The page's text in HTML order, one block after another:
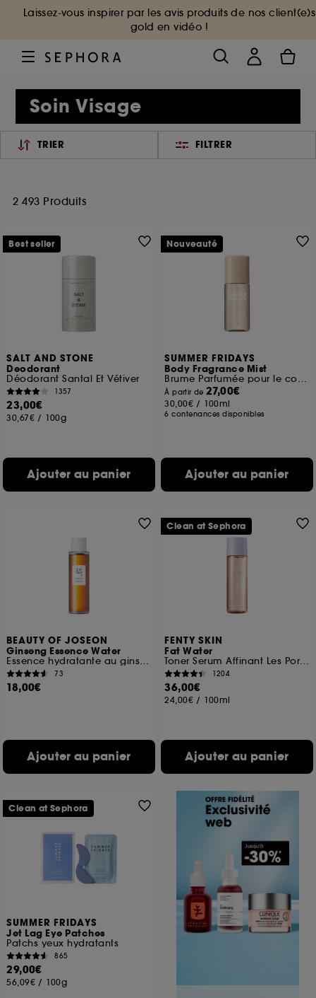
Laissez-vous inspirer par les avis produits de nos client(e)s
gold en vidéo !
Soin Visage
TRIER FILTRER
2 493 Produits
SALT AND STONE
Deodorant
Déodorant Santal Et Vétiver
1357
23,00€
30,67€ / 100g
Ajouter au panier
Best seller
SUMMER FRIDAYS
Body Fragrance Mist
Brume Parfumée pour le corps Format Voyage
À partir de27,00€
30,00€ / 100ml
6 contenances disponibles
Ajouter au panier
Nouveauté
BEAUTY OF JOSEON
Ginseng Essence Water
Essence hydratante au ginseng énergisant
73
18,00€
Ajouter au panier
FENTY SKIN
Fat Water
Toner Serum Affinant Les Pores
1204
36,00€
24,00€ / 100ml
Ajouter au panier
Clean at Sephora
SUMMER FRIDAYS
Jet Lag Eye Patches
Patchs yeux hydratants
865
29,00€
56,09€ / 100g
Clean at Sephora